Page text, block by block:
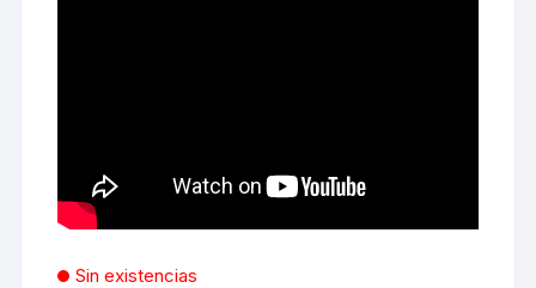
Sin existencias